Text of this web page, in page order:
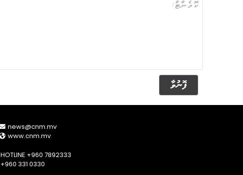
ފޮނުވާ
news@cnm.mv
www.cnm.mv
HOTLINE +960 7892333
+960 331 0330